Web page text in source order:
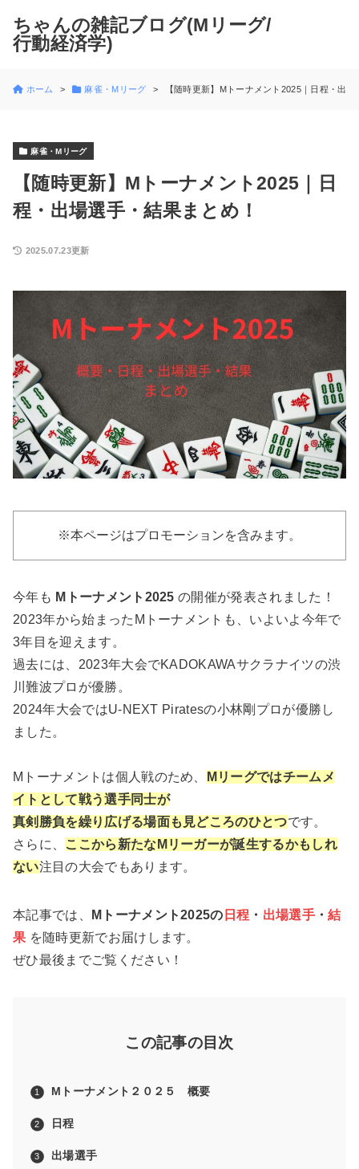
ちゃんの雑記ブログ(Mリーグ/
行動経済学)
ホーム 麻雀・Mリーグ 【随時更新】Mトーナメント2025｜日程・出
麻雀・Mリーグ
【随時更新】Mトーナメント2025｜日
程・出場選手・結果まとめ！
2025.07.23更新
※本ページはプロモーションを含みます。
今年も Mトーナメント2025 の開催が発表されました！
2023年から始まったMトーナメントも、いよいよ今年で
3年目を迎えます。
過去には、2023年大会でKADOKAWAサクラナイツの渋
川難波プロが優勝。
2024年大会ではU-NEXT Piratesの小林剛プロが優勝し
ました。
Mトーナメントは個人戦のため、
Mリーグではチームメ
イトとして戦う選手同士が
真剣勝負を繰り広げる場面も見どころのひとつです。
さらに、
ここから新たなMリーガーが誕生するかもしれ
ない注目の大会でもあります。
本記事では、 Mトーナメント2025の 日程 ・ 出場選手・結
果 を随時更新でお届けします。
ぜひ最後までご覧ください！
この記事の目次
Mトーナメント２０２５ 概要
日程
出場選手